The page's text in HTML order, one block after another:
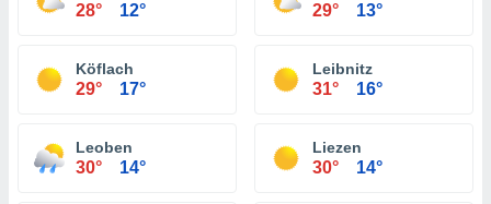
28° 12° 29° 13°
Köflach
29° 17°
Leibnitz
31° 16°
Leoben
30° 14°
Liezen
30° 14°